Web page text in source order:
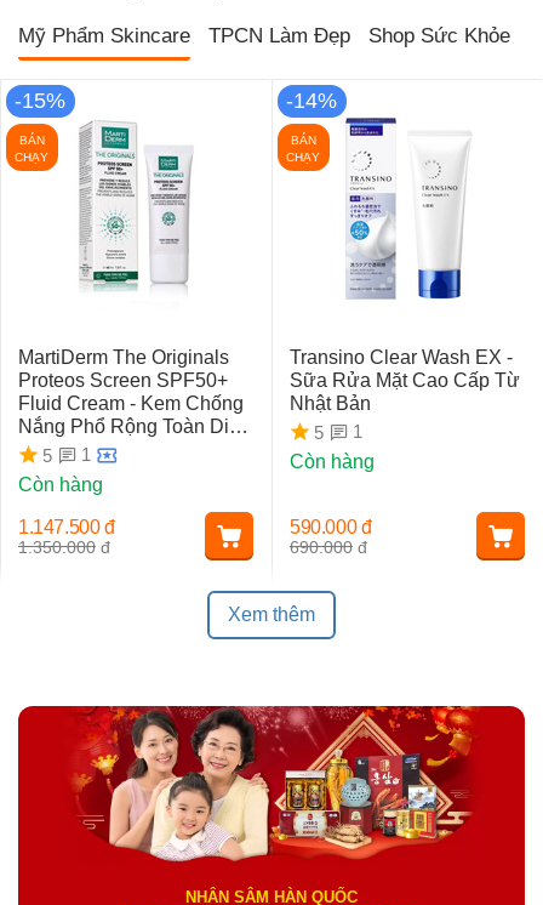
Mỹ Phẩm Skincare TPCN Làm Đẹp Shop Sức Khỏe
-15%
BÁN
CHẠY
MartiDerm The Originals
Proteos Screen SPF50+
Fluid Cream - Kem Chống
Nắng Phổ Rộng Toàn Diện
Ngừa Lão Hóa, Nám Da
5
1
Còn hàng
1.350.000 đ
1.147.500 đ
-14%
BÁN
CHẠY
Transino Clear Wash EX -
Sữa Rửa Mặt Cao Cấp Từ
Nhật Bản
5
1
Còn hàng
690.000 đ
590.000 đ
Xem thêm
NHÂN SÂM HÀN QUỐC